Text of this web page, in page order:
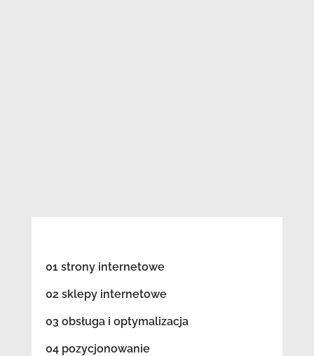
01 strony internetowe
02 sklepy internetowe
03 obsługa i optymalizacja
04 pozycjonowanie